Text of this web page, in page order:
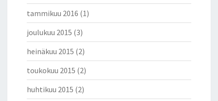
tammikuu 2016 (1)
joulukuu 2015 (3)
heinäkuu 2015 (2)
toukokuu 2015 (2)
huhtikuu 2015 (2)